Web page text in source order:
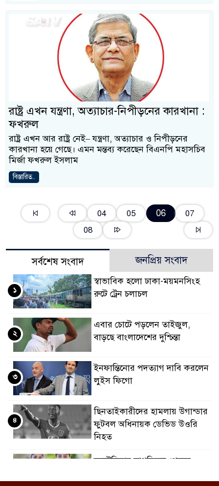
রাষ্ট্র এখন যন্ত্রণা, অত্যাচার-নিপীড়নের কারখানা :
ফখরুল
রাষ্ট্র এখন আর রাষ্ট্র নেই– যন্ত্রণা, অত্যাচার ও নিপীড়নের
কারখানা হয়ে গেছে। এমন মন্তব্য করেছেন বিএনপি মহাসচিব
মির্জা ফখরুল ইসলাম
বিস্তারিত..
04 05 06
07
08
সর্বশেষ সংবাদ জনপ্রিয় সংবাদ
স্বাভাবিক হলো ঢাকা-ময়মনসিংহ
রুটে ট্রেন চলাচল
১
এবার চোটে পড়লেন তাইজুল,
বাড়ছে বাংলাদেশের দুশ্চিন্তা
২
ইনফান্তিনোর পদত্যাগ দাবি করলেন
লুইস ফিগো
৩
ছিনতাইকারীদের হামলায় উগান্ডার
ফুটবল অধিনায়ক ডেভিড উওরি
নিহত
৪
অস্ট্রেলিয়ার নাগরিকত্ব পেলেন